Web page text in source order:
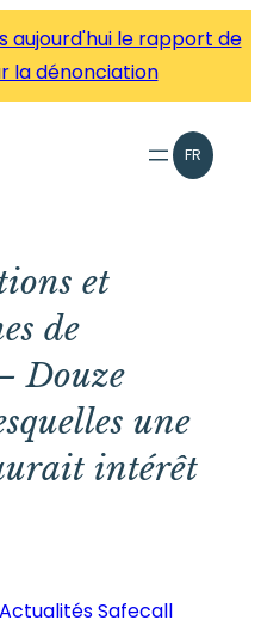
aujourd'hui le rapport de
la dénonciation
FR
et
de
Douze
une
intérêt
Actualités Safecall